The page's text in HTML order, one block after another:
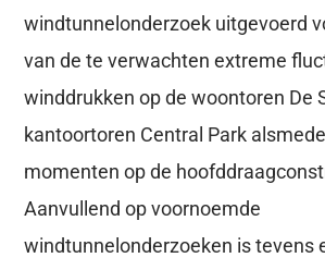
windtunnelonderzoek uitgevoerd
van de te verwachten extreme
winddrukken op de woontoren De
kantoortoren Central Park
momenten op de
Aanvullend op voornoemde
windtunnelonderzoeken is tevens